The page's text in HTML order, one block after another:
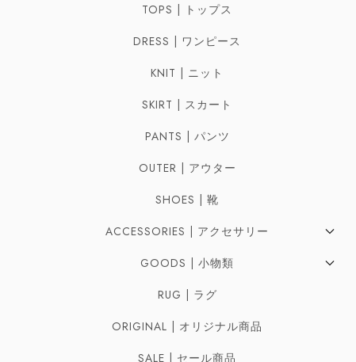
TOPS | トップス
DRESS | ワンピース
KNIT | ニット
SKIRT | スカート
PANTS | パンツ
OUTER | アウター
SHOES | 靴
ACCESSORIES | アクセサリー
Pierces | ピアス
Earrings | イヤリング
GOODS | 小物類
RUG | ラグ
ORIGINAL | オリジナル商品
SALE | セール商品